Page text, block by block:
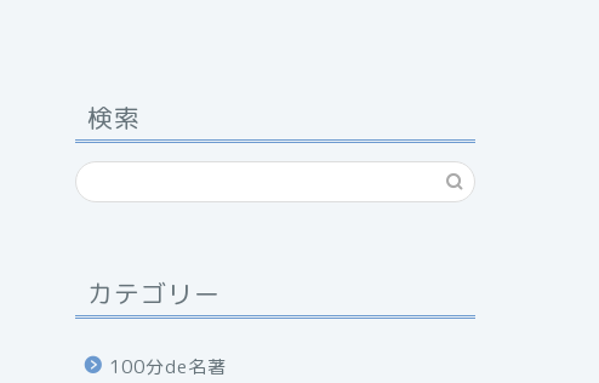
検索
カテゴリー
100分de名著